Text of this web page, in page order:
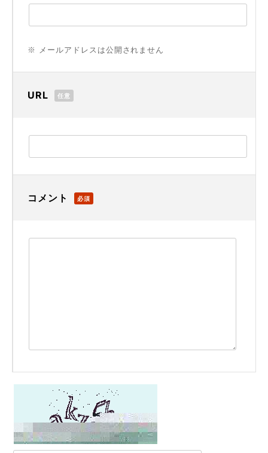
※ メールアドレスは公開されません
URL 任意
コメント 必須